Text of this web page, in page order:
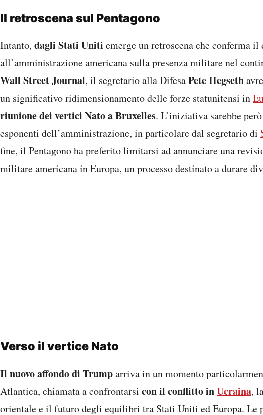
Il retroscena sul Pentagono
Intanto, dagli Stati Uniti emerge un retroscena che conferma
all’amministrazione americana sulla presenza militare nel
Wall Street Journal, il segretario alla DifesaPete Hegseth
un significativo ridimensionamento delle forze statunitensi in
riunione dei vertici Nato a Bruxelles. L’iniziativa sarebbe
esponenti dell’amministrazione, in particolare dal segretario di
fine, il Pentagono ha preferito limitarsi ad annunciare una
militare americana in Europa, un processo destinato a durare
Verso il vertice Nato
Il nuovo affondo di Trumparriva in un momento
Atlantica, chiamata a confrontarsi con il conflitto inUcraina,
orientale e il futuro degli equilibri tra Stati Uniti ed Europa. Le